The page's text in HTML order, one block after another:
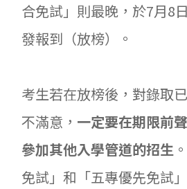
合免試」則最晚，於7月8
發報到（放榜）。
考生若在放榜後，對錄取
不滿意， 一定要在期限前
參加其他入學管道的招生
免試」和「五專優先免試